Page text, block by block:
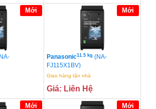
Mới Mới
Panasonic11.5 kg (NA-
FJ115X1BV)
Giao hàng tận nhà
Giá: Liên Hệ
Mới Mới